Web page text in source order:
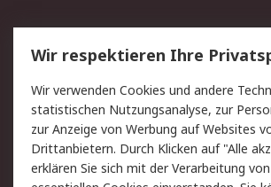
Service
Value Added Services
Rücksendungen
Kontakt
Hilfe
Rechtliches
Wir respektieren Ihre
Wir verwenden Cookies und andere
statistischen Nutzungsanalyse, zur
zur Anzeige von Werbung auf Websites
Drittanbietern. Durch Klicken auf "Alle
erklären Sie sich mit der Verarbeitung